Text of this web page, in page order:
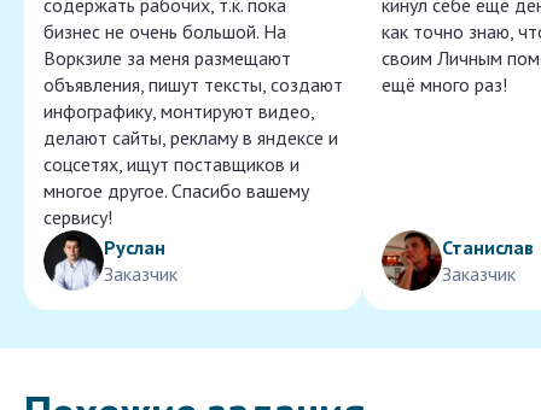
содержать рабочих, т.к. пока
бизнес не очень большой. На
Воркзиле за меня размещают
объявления, пишут тексты, создают
инфографику, монтируют видео,
делают сайты, рекламу в яндексе и
соцсетях, ищут поставщиков и
многое другое. Спасибо вашему
сервису!
Руслан
Заказчик
кинул себе ещё
как точно знаю,
своим Личным
ещё много раз!
Станислав
Заказчик